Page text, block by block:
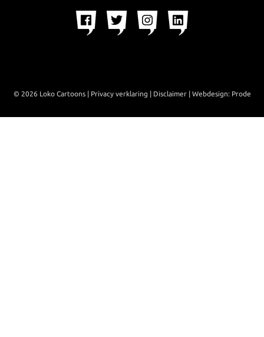
© 2026 Loko Cartoons | Privacy verklaring | Disclaimer| Webdesign: Prode